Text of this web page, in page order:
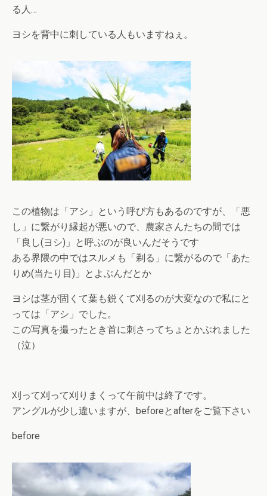
る人…
ヨシを背中に刺している人もいますねぇ。
この植物は「アシ」という呼び方もあるのですが、「悪
し」に繋がり縁起が悪いので、農家さんたちの間では
「良し(ヨシ)」と呼ぶのが良いんだそうです
ある界隈の中ではスルメも「剃る」に繋がるので「あた
りめ(当たり目)」とよぶんだとか
ヨシは茎が固くて葉も鋭くて刈るのが大変なので私にと
っては「アシ」でした。
この写真を撮ったとき首に刺さってちょとかぶれました
（泣）
刈って刈って刈りまくって午前中は終了です。
アングルが少し違いますが、beforeとafterをご覧下さい
before